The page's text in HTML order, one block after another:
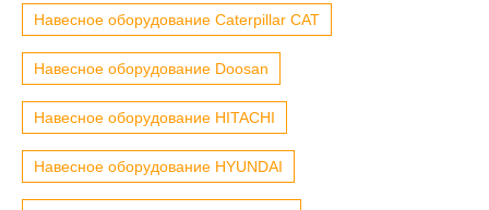
Навесное оборудование Caterpillar CAT
Навесное оборудование Doosan
Навесное оборудование HITACHI
Навесное оборудование HYUNDAI